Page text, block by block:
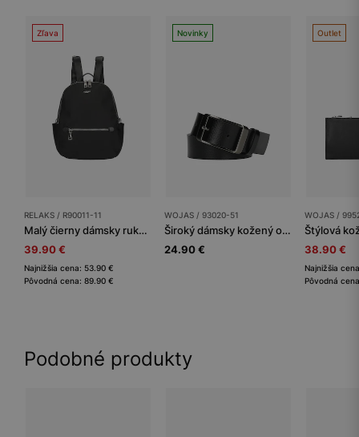
Zľava
RELAKS / R90011-11
Malý čierny dámsky ruksak RELAKS
39.90 €
Najnižšia cena: 53.90 €
Pôvodná cena: 89.90 €
Novinky
WOJAS / 93020-51
Široký dámsky kožený opasok v minimalistickom dizajne
24.90 €
Outlet
WOJAS /
38.90 €
Najnižšia
Pôvodná
Podobné produkty